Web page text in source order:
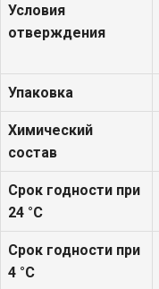
Условия
отверждения
Упаковка
Химический
состав
Срок годности при
24 °С
Срок годности при
4 °С